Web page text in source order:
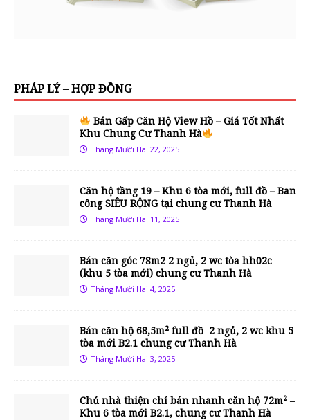
PHÁP LÝ – HỢP ĐỒNG
Bán Gấp Căn Hộ View Hồ – Giá Tốt Nhất
Khu Chung Cư Thanh Hà
Tháng Mười Hai 22, 2025
Căn hộ tầng 19 – Khu 6 tòa mới, full đồ – Ban
công SIÊU RỘNG tại chung cư Thanh Hà
Tháng Mười Hai 11, 2025
Bán căn góc 78m2 2 ngủ, 2 wc tòa hh02c
(khu 5 tòa mới) chung cư Thanh Hà
Tháng Mười Hai 4, 2025
Bán căn hộ 68,5m² full đồ 2 ngủ, 2 wc khu 5
tòa mới B2.1 chung cư Thanh Hà
Tháng Mười Hai 3, 2025
Chủ nhà thiện chí bán nhanh căn hộ 72m² –
Khu 6 tòa mới B2.1, chung cư Thanh Hà